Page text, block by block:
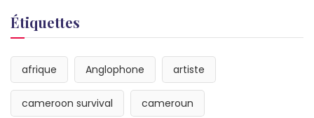
Étiquettes
afrique Anglophone artiste
cameroon survival cameroun